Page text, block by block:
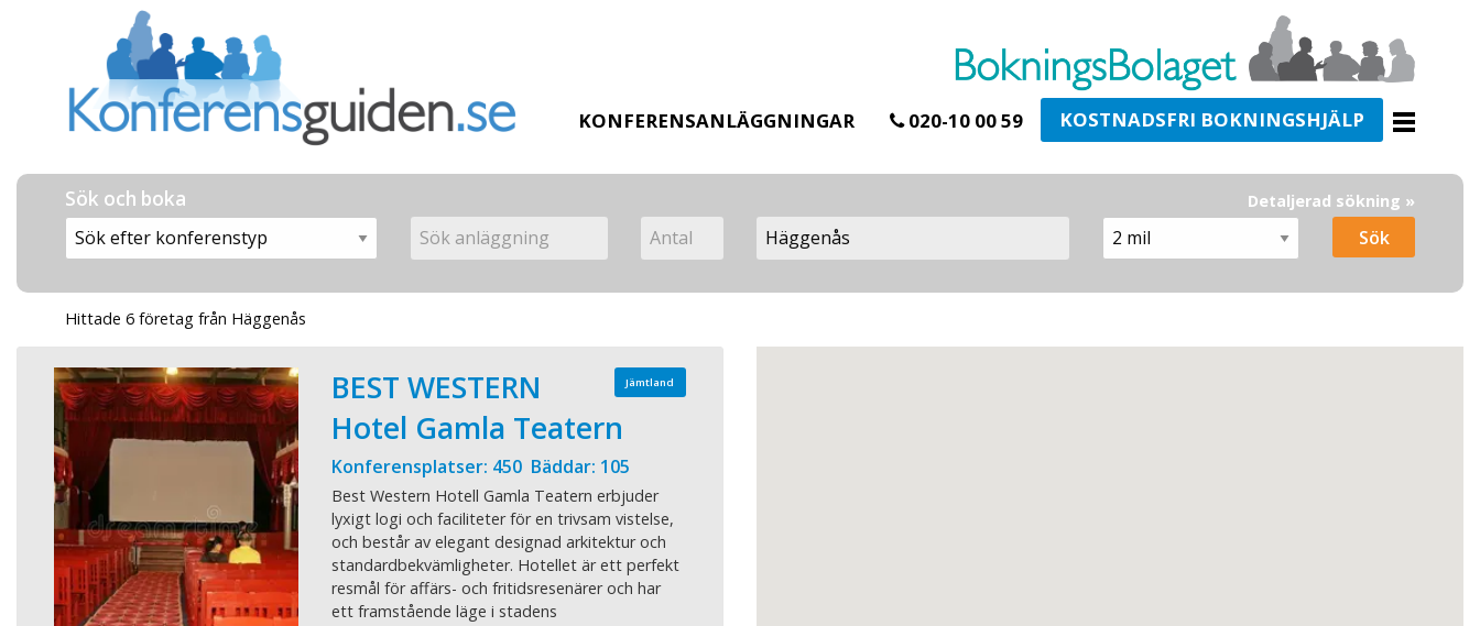
KONFERENSANLÄGGNINGAR 020-10 00 59 KOSTNADSFRI BOKNINGSHJÄLP
Sök och boka Detaljerad sökning »
Hittade 6 företag från Häggenås
Jämtland
BEST WESTERN
Hotel Gamla Teatern
Konferensplatser: 450 Bäddar: 105
Best Western Hotell Gamla Teatern erbjuder
lyxigt logi och faciliteter för en trivsam vistelse,
och består av elegant designad arkitektur och
standardbekvämligheter. Hotellet är ett perfekt
resmål för affärs- och fritidsresenärer och har
ett framstående läge i stadens